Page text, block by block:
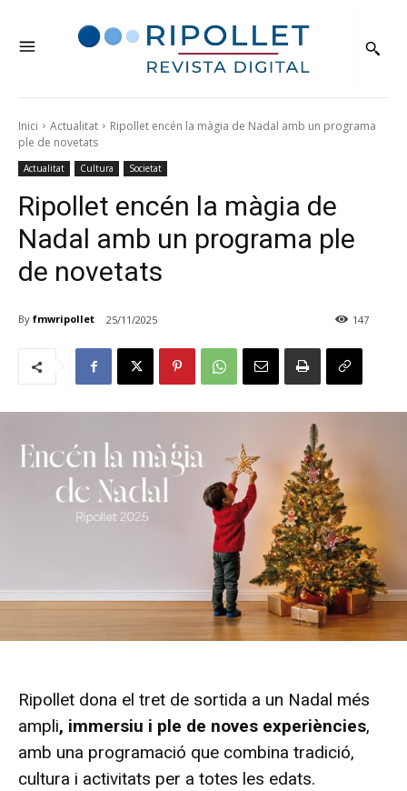
Inici Actualitat
Ripollet encén la màgia de Nadal amb un programa
ple de novetats
Actualitat Cultura Societat
Ripollet encén la màgia de
Nadal amb un programa ple
de novetats
By fmwripollet 25/11/2025 147
Ripollet dona el tret de sortida a un Nadal més
ampli, immersiu i ple de noves experiències,
amb una programació que combina tradició,
cultura i activitats per a totes les edats.